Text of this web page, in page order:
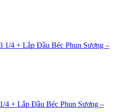
1/4 + Lắp Đầu Béc Phun Sương –
4 + Lắp Đầu Béc Phun Sương –